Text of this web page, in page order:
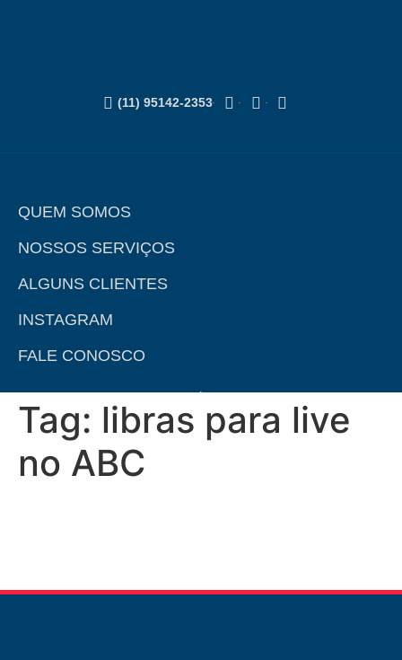
(11) 95142-2353
QUEM SOMOS
NOSSOS SERVIÇOS
ALGUNS CLIENTES
INSTAGRAM
FALE CONOSCO
Tag: libras para live
no ABC